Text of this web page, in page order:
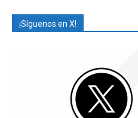
¡Síguenos en X!